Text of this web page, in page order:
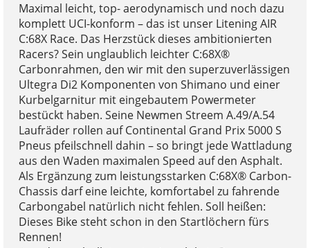
Maximal leicht, top- aerodynamisch und noch dazu
komplett UCI-konform – das ist unser Litening AIR
C:68X Race. Das Herzstück dieses ambitionierten
Racers? Sein unglaublich leichter C:68X®
Carbonrahmen, den wir mit den superzuverlässigen
Ultegra Di2 Komponenten von Shimano und einer
Kurbelgarnitur mit eingebautem Powermeter
bestückt haben. Seine Newmen Streem A.49/A.54
Laufräder rollen auf Continental Grand Prix 5000 S
Pneus pfeilschnell dahin – so bringt jede Wattladung
aus den Waden maximalen Speed auf den Asphalt.
Als Ergänzung zum leistungsstarken C:68X® Carbon-
Chassis darf eine leichte, komfortabel zu fahrende
Carbongabel natürlich nicht fehlen. Soll heißen:
Dieses Bike steht schon in den Startlöchern fürs
Rennen!